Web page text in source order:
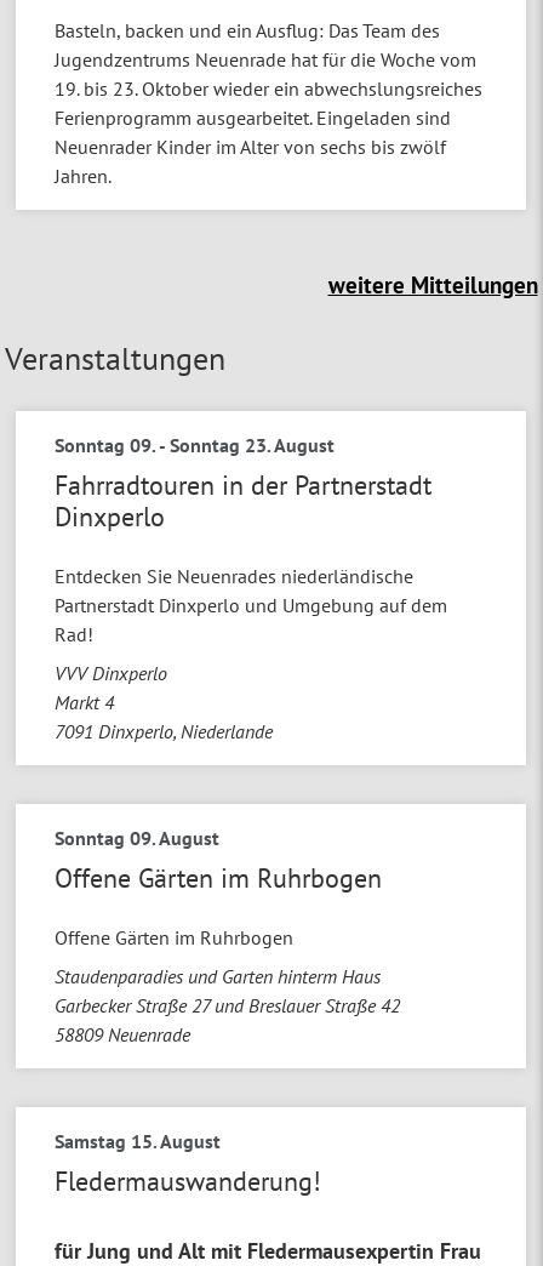
Basteln, backen und ein Ausflug: Das Team des
Jugendzentrums Neuenrade hat für die Woche vom
19. bis 23. Oktober wieder ein abwechslungsreiches
Ferienprogramm ausgearbeitet. Eingeladen sind
Neuenrader Kinder im Alter von sechs bis zwölf
Jahren.
weitere Mitteilungen
Veranstaltungen
Fahrradtouren in der Partnerstadt
Dinxperlo
Sonntag 09.- Sonntag 23. August
Entdecken Sie Neuenrades niederländische
Partnerstadt Dinxperlo und Umgebung auf dem
Rad!
VVV Dinxperlo
Markt 4
7091 Dinxperlo, Niederlande
Offene Gärten im Ruhrbogen
Sonntag 09. August
Offene Gärten im Ruhrbogen
Staudenparadies und Garten hinterm Haus
Garbecker Straße 27 und Breslauer Straße 42
58809Neuenrade
Fledermauswanderung!
Samstag 15. August
für Jung und Alt mit Fledermausexpertin Frau